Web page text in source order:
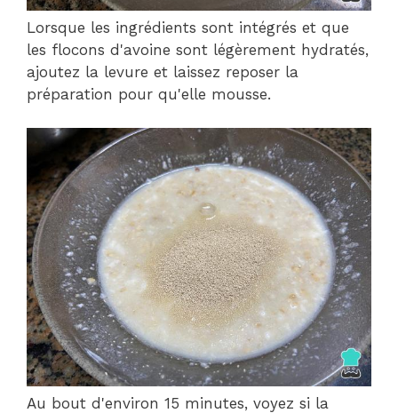
Lorsque les ingrédients sont intégrés et que
les flocons d'avoine sont légèrement hydratés,
ajoutez la levure et laissez reposer la
préparation pour qu'elle mousse.
Au bout d'environ 15 minutes, voyez si la